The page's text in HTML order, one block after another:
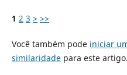
1 2 3 > >>
Você também pode iniciar
similaridadepara este artigo.